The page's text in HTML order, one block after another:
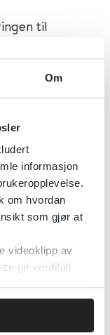
Om
informasjon
om hvordan
som gjør at
videoklipp av
gir verdifull
til
intelligens
stress og